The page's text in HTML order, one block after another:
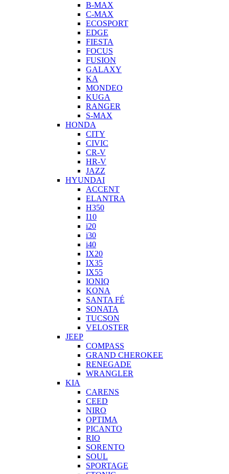
B-MAX
C-MAX
ECOSPORT
EDGE
FIESTA
FOCUS
FUSION
GALAXY
KA
MONDEO
KUGA
RANGER
S-MAX
HONDA
CITY
CIVIC
CR-V
HR-V
JAZZ
HYUNDAI
ACCENT
ELANTRA
H350
I10
i20
i30
i40
IX20
IX35
IX55
IONIQ
KONA
SANTA FÉ
SONATA
TUCSON
VELOSTER
JEEP
COMPASS
GRAND CHEROKEE
RENEGADE
WRANGLER
KIA
CARENS
CEED
NIRO
OPTIMA
PICANTO
RIO
SORENTO
SOUL
SPORTAGE